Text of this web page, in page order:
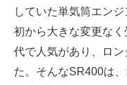
企業ITのトレンドを詳説
経営リーダーのコミュ
マーケ×ITの今がよく分
していた単気筒エン
初から大きな変更な
代で人気があり、ロ
た。そんなSR400は